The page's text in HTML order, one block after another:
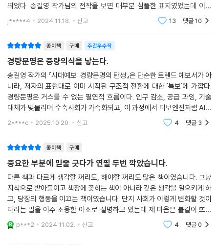
『시대예보: 호명사회』는 먼저 경쟁의 인플레이션, 시뮬레이션 과잉, 좋은
직장의 월급 루팡, 유치원 의대 준비반, 열정의 가치 폭락, 가해자 세대와
업들, 생존 증거주의, 골디락스 존, N잡러, 느슨한 연대감, 텍스트힙, 호모
아르티장 등 앞으로 우리가 자신의 이름을 되찾고 자립으로 살아남는 시대
를 예보한다.
경쟁의 인플레이션, 시뮬레이션 과잉, 유치원 의대 준비반, 열정의 가치 폭
락… 등
‘나의 이름’을 찾기 위해 우리는 무엇을 해야 할까?
‘핵개인의 시대’에 이은 두 번째 시대예보는 ‘호명사회’다. 핵개인들이 서로
의 이름을 부르는 호명사회는 조직의 이름 뒤에 숨을 수도, 숨을 필요도 없
는 사회다. 자신이 한 일을 책임지고 온전히 자신이 한 일에 보상을 받는 새
로운 공정한 시대인 호명사회는 어디까지 왔으며, 이 시대에 생존하기 위
해 우리는 무엇을 준비하고 어떤 선택을 해야 할까?
하나, 호오에서 길 찾기. 나의 좋음과 싫음을 뜻하는 호오(好惡)를 찾아야
한다. 우리에게 필요한 것은 각자의 조예와 취향을 쌓으면 그것이 자신의
띄었다. 송길영 작가님의 전작을 보면 대부분 심플한 표지였었는데 이번
책의 표지는 의미가 있는 것 같았다. 성냥개비는 무엇을 뜻하는 것일까. 각
자 다르게 생긴 성
j*****4 2024.11.18. 신고 13 댓글10
종이책 구매 주간우수작
경량문명은 중량의식을 낳는다.
송길영 작가의 『시대예보: 경량문명의 탄생』은 단순한 트렌드 예보서가 아
니라, 저자의 표현대로 이미 시작된 구조적 전환에 대한 '특보'에 가깝다.
경량문명은 거스를 수 없는 필연적 흐름이다. 인구 감소, 공급 과잉, 기술
대체가 맞물리며 수축사회가 가속화되고, 이 과정에서 터보엔진처럼 AI가
생산 부문의 극강 효율화를 낳으며, 비대하고 경직된 조직·시스템의 중량
2****c 2025.10.20. 신고 4 댓글 3
종이책 구매
중요한 부분에 믿줄 긋다가 연필 두번 깍았습니다.
다른 책과 다르게 생각할 꺼리도, 해야할 꺼리도 많은 책이였습니다. 그냥
지식으로 받아들이고 책장에 꽂히는 책이 아니라 깊은 생각을 일으키게 하
고, 당장의 행동을 이끄는 책이였습니다. 단지 사회가 이렇게 변화할 것이
다라는 말을 아주 조용한 어조로 설명하고 있는데 제 마음은 불같이 뜨거
워 졌습니다. 이책의 매력입니다. 참고로 youtube의 작가의 다양한 인터
뷰로 책을 이해했
p***2 2024.11.02. 신고 4 댓글0